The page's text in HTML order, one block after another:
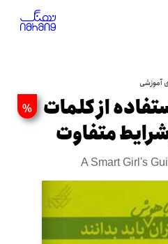
آموزشی
%
از کلمات
متفاوت
A Smart Girl's